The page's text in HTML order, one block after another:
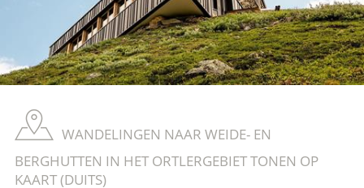
WANDELINGEN NAAR WEIDE- EN
BERGHUTTEN IN HET ORTLERGEBIET TONEN OP
KAART (DUITS)